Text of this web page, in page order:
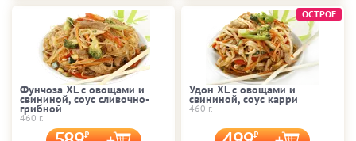
Фунчоза XL с овощами и
свининой, соус сливочно-
грибной
460 г.
Удон XL с овощами и
свининой, соус карри
460 г.
ОСТРОЕ